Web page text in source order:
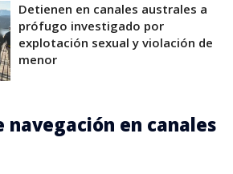
Detienen en canales australes a
prófugo investigado por
explotación sexual y violación de
menor
navegación en canales